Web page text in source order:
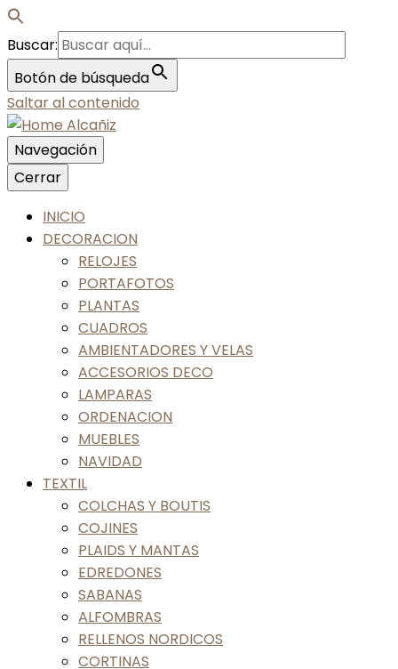
Buscar:
Botón de búsqueda
Saltar al contenido
Home Alcañiz
Nos gusta tu casa, nos gustas tú
Navegación
Cerrar
INICIO
DECORACION
RELOJES
PORTAFOTOS
PLANTAS
CUADROS
AMBIENTADORES Y VELAS
ACCESORIOS DECO
LAMPARAS
ORDENACION
MUEBLES
NAVIDAD
TEXTIL
COLCHAS Y BOUTIS
COJINES
PLAIDS Y MANTAS
EDREDONES
SABANAS
ALFOMBRAS
RELLENOS NORDICOS
CORTINAS